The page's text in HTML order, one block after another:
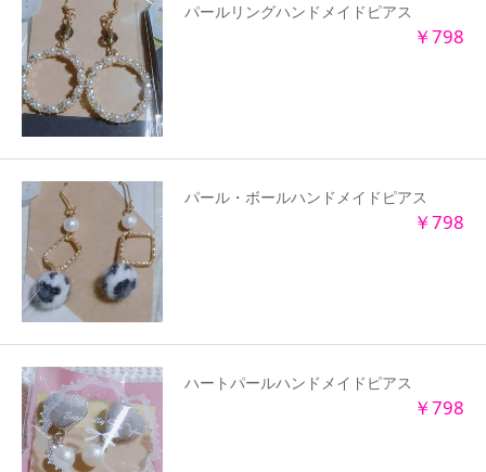
パールリングハンドメイドピアス
￥798
パール・ボールハンドメイドピアス
￥798
ハートパールハンドメイドピアス
￥798